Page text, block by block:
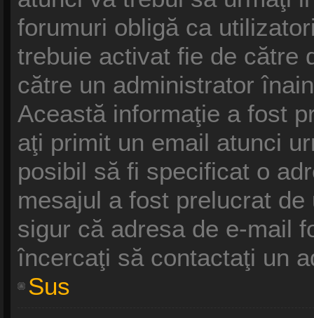
forumuri obligă ca
trebuie activat fie de către
către un administrator
Această informaţie a fost
aţi primit un email atunci
posibil să fi specificat o
mesajul a fost prelucrat
sigur că adresa de e-mail
încercaţi să contactaţi un
Sus